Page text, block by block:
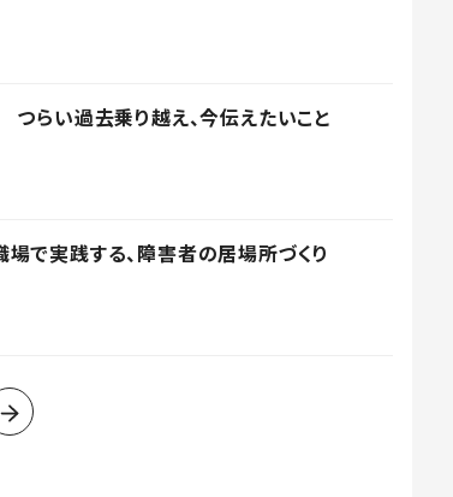
らい過去乗り越え、今伝えたいこと
で実践する、障害者の居場所づくり